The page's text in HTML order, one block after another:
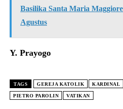
Basilika Santa Maria
Agustus
Y. Prayogo
TAGS GEREJA KATOLIK KARDINAL
PIETRO PAROLIN VATIKAN